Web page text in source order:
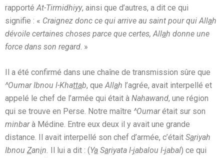
rapportéAt-Tirmidhiyy, ainsi que d’autres, a dit ce qui
signifie : « Craignez donc ce qui arrive au saint pour qui Allah
dévoile certaines choses parce que certes, Allah donne une
force dans son regard. »
Il a été confirmé dans une chaîne de transmission sûre que
^Oumar Ibnou l-Khattab, queAllah l’agrée, avait interpellé et
appelé le chef de l’armée qui était à Nahawand, une région
qui se trouve en Perse. Notre maître ^Oumarétait sur son
minbarà Médine. Entre eux deux il y avait une grande
distance. Il avait interpellé son chef d’armée, c’était Sariyah
Ibnou Zanin. Il lui a dit : (Ya Sariyata l-jabalou l-jabal) ce qui